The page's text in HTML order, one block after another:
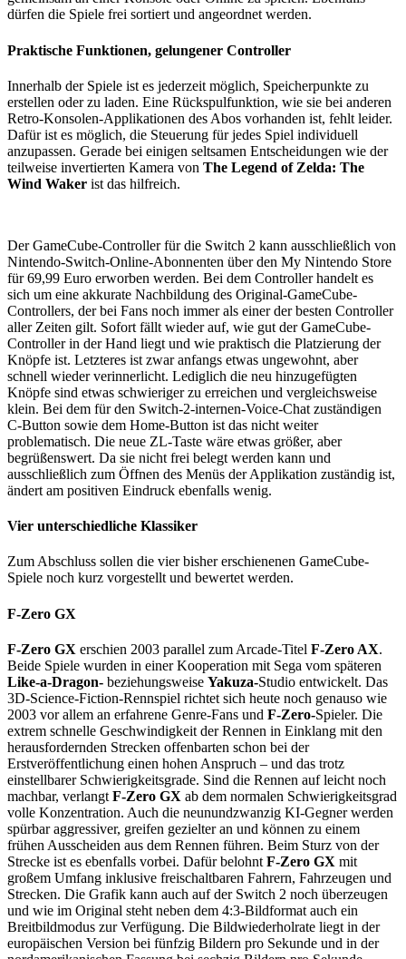
dürfen die Spiele frei sortiert und angeordnet werden.
Praktische Funktionen, gelungener Controller
Innerhalb der Spiele ist es jederzeit möglich, Speicherpunkte zu
erstellen oder zu laden. Eine Rückspulfunktion, wie sie bei anderen
Retro-Konsolen-Applikationen des Abos vorhanden ist, fehlt leider.
Dafür ist es möglich, die Steuerung für jedes Spiel individuell
anzupassen. Gerade bei einigen seltsamen Entscheidungen wie der
teilweise invertierten Kamera von The Legend of Zelda: The
Wind Waker ist das hilfreich.
Der GameCube-Controller für die Switch 2 kann ausschließlich von
Nintendo-Switch-Online-Abonnenten über den My Nintendo Store
für 69,99 Euro erworben werden. Bei dem Controller handelt es
sich um eine akkurate Nachbildung des Original-GameCube-
Controllers, der bei Fans noch immer als einer der besten Controller
aller Zeiten gilt. Sofort fällt wieder auf, wie gut der GameCube-
Controller in der Hand liegt und wie praktisch die Platzierung der
Knöpfe ist. Letzteres ist zwar anfangs etwas ungewohnt, aber
schnell wieder verinnerlicht. Lediglich die neu hinzugefügten
Knöpfe sind etwas schwieriger zu erreichen und vergleichsweise
klein. Bei dem für den Switch-2-internen-Voice-Chat zuständigen
C-Button sowie dem Home-Button ist das nicht weiter
problematisch. Die neue ZL-Taste wäre etwas größer, aber
begrüßenswert. Da sie nicht frei belegt werden kann und
ausschließlich zum Öffnen des Menüs der Applikation zuständig ist,
ändert am positiven Eindruck ebenfalls wenig.
Vier unterschiedliche Klassiker
Zum Abschluss sollen die vier bisher erschienenen GameCube-
Spiele noch kurz vorgestellt und bewertet werden.
F-Zero GX
F-Zero GX erschien 2003 parallel zum Arcade-Titel F-Zero AX.
Beide Spiele wurden in einer Kooperation mit Sega vom späteren
Like-a-Dragon- beziehungsweise Yakuza-Studio entwickelt. Das
3D-Science-Fiction-Rennspiel richtet sich heute noch genauso wie
2003 vor allem an erfahrene Genre-Fans und F-Zero-Spieler. Die
extrem schnelle Geschwindigkeit der Rennen in Einklang mit den
herausfordernden Strecken offenbarten schon bei der
Erstveröffentlichung einen hohen Anspruch – und das trotz
einstellbarer Schwierigkeitsgrade. Sind die Rennen auf leicht noch
machbar, verlangt F-Zero GX ab dem normalen Schwierigkeitsgrad
volle Konzentration. Auch die neunundzwanzig KI-Gegner werden
spürbar aggressiver, greifen gezielter an und können zu einem
frühen Ausscheiden aus dem Rennen führen. Beim Sturz von der
Strecke ist es ebenfalls vorbei. Dafür belohnt F-Zero GX mit
großem Umfang inklusive freischaltbaren Fahrern, Fahrzeugen und
Strecken. Die Grafik kann auch auf der Switch 2 noch überzeugen
und wie im Original steht neben dem 4:3-Bildformat auch ein
Breitbildmodus zur Verfügung. Die Bildwiederholrate liegt in der
europäischen Version bei fünfzig Bildern pro Sekunde und in der